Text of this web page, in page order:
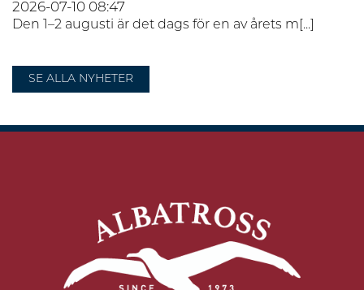
2026-07-10 08:47
Den 1–2 augusti är det dags för en av årets m[...]
SE ALLA NYHETER